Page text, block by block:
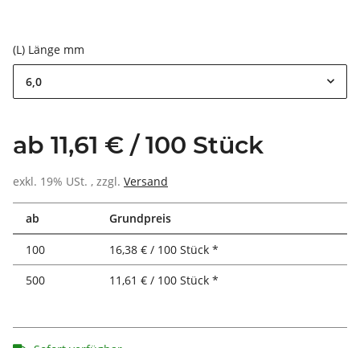
(L) Länge mm
6,0
ab 11,61 € / 100 Stück
exkl. 19% USt. , zzgl. Versand
ab Grundpreis
100
16,38 € / 100 Stück *
500
11,61 € / 100 Stück *